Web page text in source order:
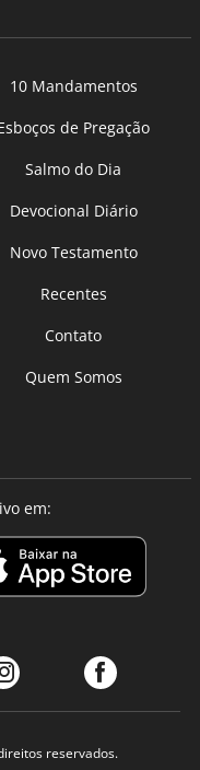
10 Mandamentos
de Pregação
Salmo do Dia
Devocional Diário
Novo Testamento
Recentes
Contato
Quem Somos
em:
reservados.